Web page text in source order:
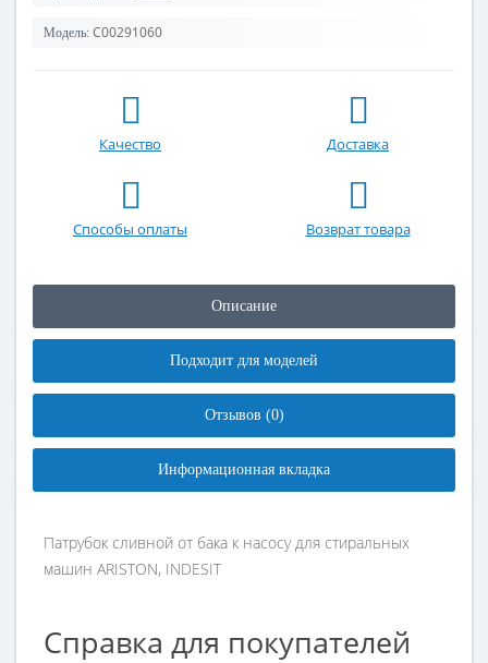
Модель: C00291060
Качество Доставка
Способы оплаты Возврат товара
Описание
Подходит для моделей
Отзывов (0)
Информационная вкладка
Патрубок сливной от бака к насосу для стиральных
машин ARISTON, INDESIT
Справка для покупателей